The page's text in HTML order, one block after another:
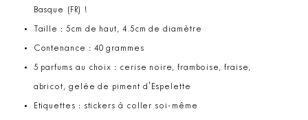
Basque (FR) !
Taille : 5cm de haut, 4.5cm de diamètre
Contenance : 40 grammes
5 parfums au choix : cerise noire, framboise, fraise,
abricot, gelée de piment d'Espelette
Etiquettes : stickers à coller soi-même